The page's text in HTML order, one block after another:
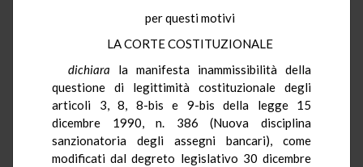
per questi motivi
LA CORTE COSTITUZIONALE
dichiara la manifesta inammissibilità della
questione di legittimità costituzionale degli
articoli 3, 8, 8-bis e 9-bis della legge 15
dicembre 1990, n. 386 (Nuova disciplina
sanzionatoria degli assegni bancari), come
modificati dal degreto legislativo 30 dicembre